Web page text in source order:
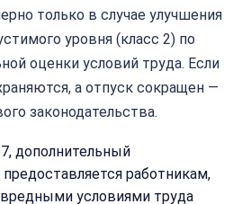
только в случае улучшения
уровня (класс 2) по
оценки условий труда. Если
а отпуск сокращен —
законодательства.
дополнительный
работникам,
условиями труда